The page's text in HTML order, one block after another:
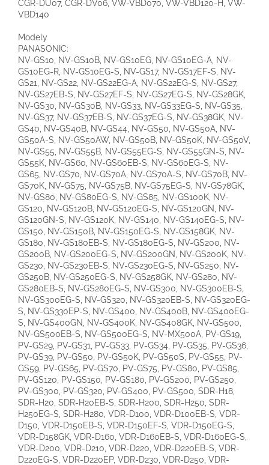
CGR-DU07, CGR-DV06, VW-VBD070, VW-VBD120-H, VW-
VBD140
Modely
PANASONIC:
NV-GS10, NV-GS10B, NV-GS10EG, NV-GS10EG-A, NV-
GS10EG-R, NV-GS10EG-S, NV-GS17, NV-GS17EF-S, NV-
GS21, NV-GS22, NV-GS22EG-A, NV-GS22EG-S, NV-GS27,
NV-GS27EB-S, NV-GS27EF-S, NV-GS27EG-S, NV-GS28GK,
NV-GS30, NV-GS30B, NV-GS33, NV-GS33EG-S, NV-GS35,
NV-GS37, NV-GS37EB-S, NV-GS37EG-S, NV-GS38GK, NV-
GS40, NV-GS40B, NV-GS44, NV-GS50, NV-GS50A, NV-
GS50A-S, NV-GS50AW, NV-GS50B, NV-GS50K, NV-GS50V,
NV-GS55, NV-GS55B, NV-GS55EG-S, NV-GS55GN-S, NV-
GS55K, NV-GS60, NV-GS60EB-S, NV-GS60EG-S, NV-
GS65, NV-GS70, NV-GS70A, NV-GS70A-S, NV-GS70B, NV-
GS70K, NV-GS75, NV-GS75B, NV-GS75EG-S, NV-GS78GK,
NV-GS80, NV-GS80EG-S, NV-GS85, NV-GS100K, NV-
GS120, NV-GS120B, NV-GS120EG-S, NV-GS120GN, NV-
GS120GN-S, NV-GS120K, NV-GS140, NV-GS140EG-S, NV-
GS150, NV-GS150B, NV-GS150EG-S, NV-GS158GK, NV-
GS180, NV-GS180EB-S, NV-GS180EG-S, NV-GS200, NV-
GS200B, NV-GS200EG-S, NV-GS200GN, NV-GS200K, NV-
GS230, NV-GS230EB-S, NV-GS230EG-S, NV-GS250, NV-
GS250B, NV-GS250EG-S, NV-GS258GK, NV-GS280, NV-
GS280EB-S, NV-GS280EG-S, NV-GS300, NV-GS300EB-S,
NV-GS300EG-S, NV-GS320, NV-GS320EB-S, NV-GS320EG-
S, NV-GS330EP-S, NV-GS400, NV-GS400B, NV-GS400EG-
S, NV-GS400GN, NV-GS400K, NV-GS408GK, NV-GS500,
NV-GS500EB-S, NV-GS500EG-S, NV-MX500A, PV-GS19,
PV-GS29, PV-GS31, PV-GS33, PV-GS34, PV-GS35, PV-GS36,
PV-GS39, PV-GS50, PV-GS50K, PV-GS50S, PV-GS55, PV-
GS59, PV-GS65, PV-GS70, PV-GS75, PV-GS80, PV-GS85,
PV-GS120, PV-GS150, PV-GS180, PV-GS200, PV-GS250,
PV-GS300, PV-GS320, PV-GS400, PV-GS500, SDR-H18,
SDR-H20, SDR-H20EB-S, SDR-H200, SDR-H250, SDR-
H250EG-S, SDR-H280, VDR-D100, VDR-D100EB-S, VDR-
D150, VDR-D150EB-S, VDR-D150EF-S, VDR-D150EG-S,
VDR-D158GK, VDR-D160, VDR-D160EB-S, VDR-D160EG-S,
VDR-D200, VDR-D210, VDR-D220, VDR-D220EB-S, VDR-
D220EG-S, VDR-D220EP, VDR-D230, VDR-D250, VDR-